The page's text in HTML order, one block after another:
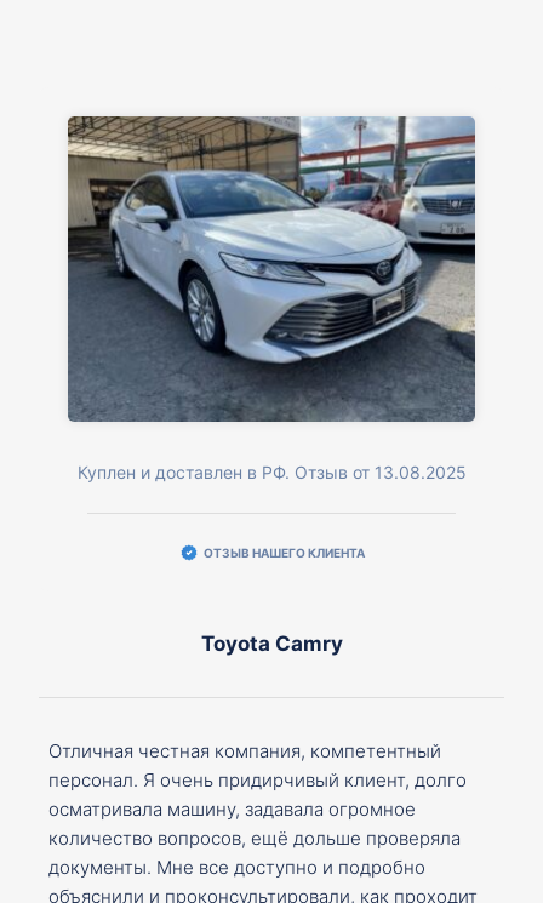
Куплен и доставлен в РФ. Отзыв от 13.08.2025
ОТЗЫВ НАШЕГО КЛИЕНТА
Toyota Camry
Отличная честная компания, компетентный
персонал. Я очень придирчивый клиент, долго
осматривала машину, задавала огромное
количество вопросов, ещё дольше проверяла
документы. Мне все доступно и подробно
объяснили и проконсультировали, как проходит